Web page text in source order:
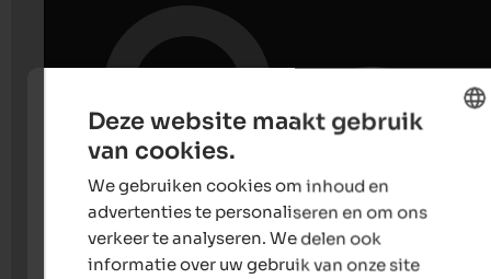
Deze website maakt gebruik
van cookies.
We gebruiken cookies om inhoud en
advertenties te personaliseren en om ons
verkeer te analyseren. We delen ook
informatie over uw gebruik van onze site